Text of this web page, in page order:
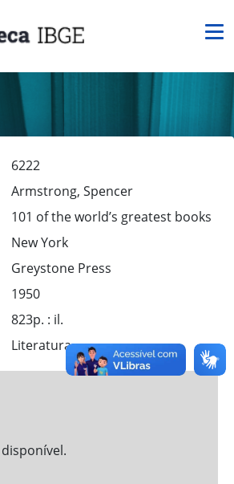
6222
Armstrong, Spencer
101 of the world’s greatest books
New York
Greystone Press
1950
823p. : il.
Literatura